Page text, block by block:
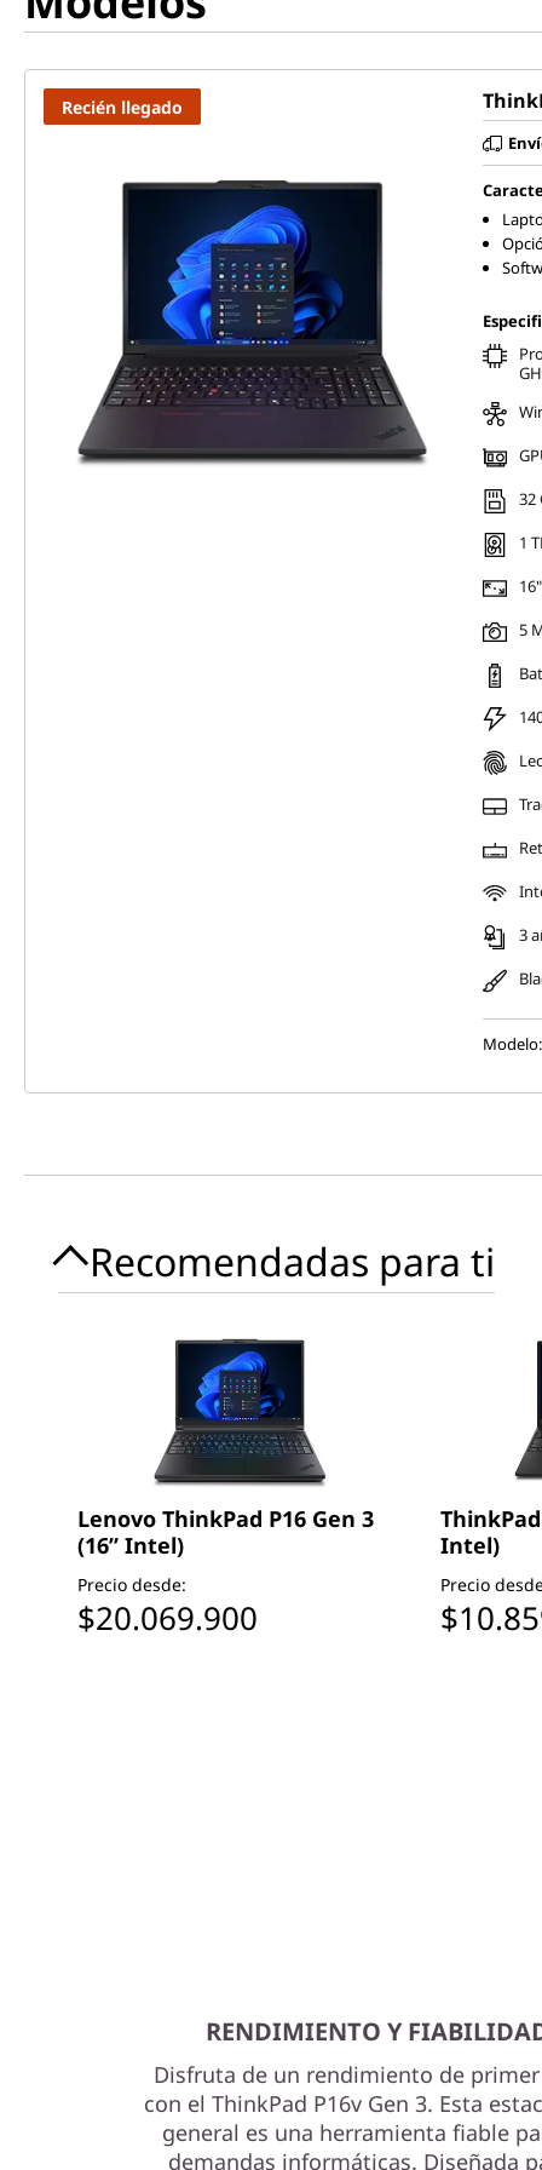
Recién llegado
32
1
5
3
Modelo:
Recomendadas para ti
Lenovo ThinkPad P16 Gen 3
(16” Intel)
Precio desde:
$20.069.900
ThinkPad
Intel)
Precio
RENDIMIENTO Y
Disfruta de un rendimiento de
con el ThinkPad P16v Gen 3. Esta
general es una herramienta fiable
demandas informáticas. Diseñada